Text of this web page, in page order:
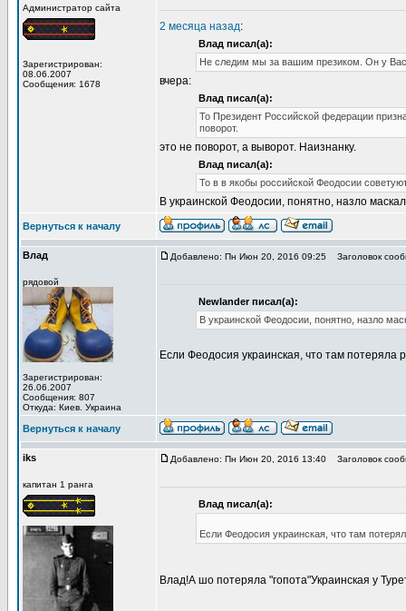
Администратор сайта
Зарегистрирован:
08.06.2007
Сообщения: 1678
2 месяца назад:
Влад писал(а):
Не следим мы за вашим презиком. Он у
вчера:
Влад писал(а):
То Президент Российской федерации
поворот.
это не поворот, а выворот. Наизнанку.
Влад писал(а):
То в в якобы российской Феодосии
В украинской Феодосии, понятно, назло
Вернуться к началу
Влад
рядовой
Зарегистрирован:
26.06.2007
Сообщения: 807
Откуда: Киев. Украина
Добавлено: Пн Июн 20, 2016 09:25 Заголовок
Newlander писал(а):
В украинской Феодосии, понятно, назло
Если Феодосия украинская, что там потеряла
Вернуться к началу
iks
капитан 1 ранга
Добавлено: Пн Июн 20, 2016 13:40 Заголовок
Влад писал(а):
Если Феодосия украинская, что там
Влад!А шо потеряла "гопота"Украинская у